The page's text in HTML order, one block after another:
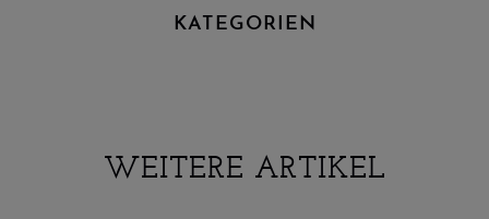
KATEGORIEN
WEITERE ARTIKEL